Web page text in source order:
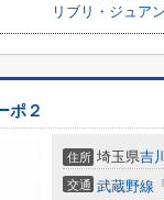
リブリ・ジュア
ポ２
住所 埼玉県吉
交通 武蔵野線 「